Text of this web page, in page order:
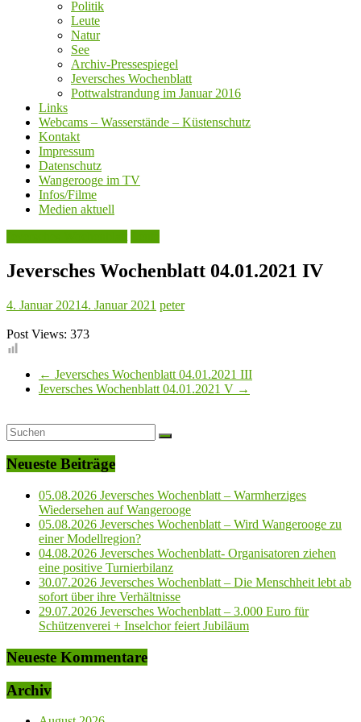
Politik
Leute
Natur
See
Archiv-Pressespiegel
Jeversches Wochenblatt
Pottwalstrandung im Januar 2016
Links
Webcams – Wasserstände – Küstenschutz
Kontakt
Impressum
Datenschutz
Wangerooge im TV
Infos/Filme
Medien aktuell
Jeversches Wochenblatt 04.01.2021 IV
4. Januar 20214. Januar 2021 peter
Post Views: 373
← Jeversches Wochenblatt 04.01.2021 III
Jeversches Wochenblatt 04.01.2021 V →
Neueste Beiträge
05.08.2026 Jeversches Wochenblatt – Warmherziges
Wiedersehen auf Wangerooge
05.08.2026 Jeversches Wochenblatt – Wird Wangerooge zu
einer Modellregion?
04.08.2026 Jeversches Wochenblatt- Organisatoren ziehen
eine positive Turnierbilanz
30.07.2026 Jeversches Wochenblatt – Die Menschheit lebt ab
sofort über ihre Verhältnisse
29.07.2026 Jeversches Wochenblatt – 3.000 Euro für
Schützenverei + Inselchor feiert Jubiläum
Neueste Kommentare
Archiv